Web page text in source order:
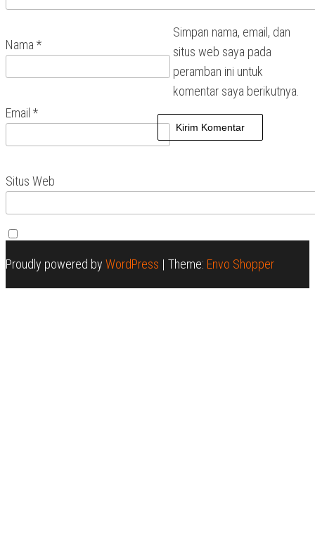
Nama *
Email *
Situs Web
Simpan nama, email, dan
situs web saya pada
peramban ini untuk
komentar saya berikutnya.
Proudly powered by WordPress | Theme: Envo Shopper